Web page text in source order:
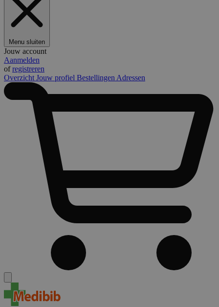
Menu sluiten
Jouw account
Aanmelden
ofregistreren
Overzicht Jouw profiel Bestellingen Adressen